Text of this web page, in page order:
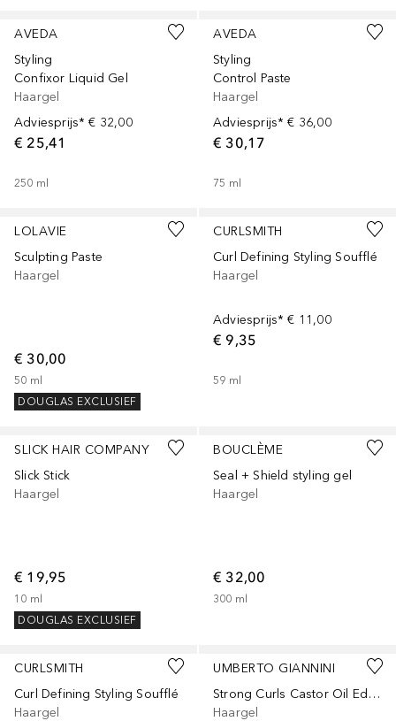
AVEDA
Styling
Confixor Liquid Gel
Haargel
Adviesprijs* € 32,00
€ 25,41
250 ml
AVEDA
Styling
Control Paste
Haargel
Adviesprijs* € 36,00
€ 30,17
75 ml
LOLAVIE
Sculpting Paste
Haargel
€ 30,00
50 ml
DOUGLAS EXCLUSIEF
CURLSMITH
Curl Defining Styling Soufflé
Haargel
Adviesprijs* € 11,00
€ 9,35
59 ml
SLICK HAIR COMPANY
Slick Stick
Haargel
€ 19,95
10 ml
DOUGLAS EXCLUSIEF
BOUCLÈME
Seal + Shield styling gel
Haargel
€ 32,00
300 ml
CURLSMITH
Curl Defining Styling Soufflé
Haargel
UMBERTO GIANNINI
Strong Curls Castor Oil Edge Gel
Haargel